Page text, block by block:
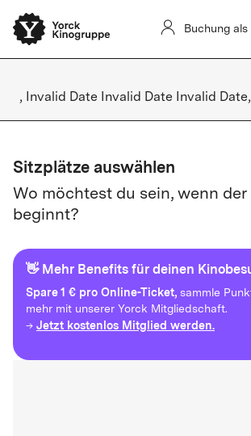
Buchung als
, Invalid Date Invalid Date Invalid Date,
Sitzplätze auswählen
Wo möchtest du sein, wenn der
beginnt?
👋 Mehr Benefits für deinen
Spare1 € pro Online-Ticket, sammle
mehr mit unserer Yorck Mitgliedschaft.
→ Jetzt kostenlos Mitglied werden.